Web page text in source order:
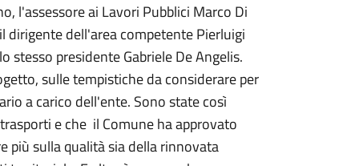
l'assessore ai Lavori Pubblici Marco Di
dirigente dell'area competente Pierluigi
stesso presidente Gabriele De Angelis.
sulle tempistiche da considerare per
a carico dell'ente. Sono state così
e che il Comune ha approvato
più sulla qualità sia della rinnovata